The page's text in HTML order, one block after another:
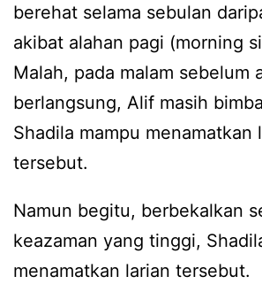
berehat selama sebulan
akibat alahan pagi (morning
Malah, pada malam sebelum
berlangsung, Alif masih
Shadila mampu menamatkan
tersebut.
Namun begitu, berbekalkan
keazaman yang tinggi,
menamatkan larian tersebut.